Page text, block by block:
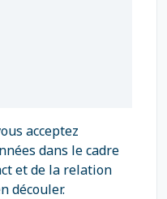
acceptez
dans le cadre
et de la relation
découler.